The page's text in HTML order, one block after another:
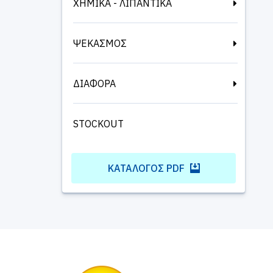
ΧΗΜΙΚΑ - ΛΙΠΑΝΤΙΚΑ
ΨΕΚΑΣΜΟΣ
ΔΙΑΦΟΡΑ
STOCKOUT
ΚΑΤΆΛΟΓΟΣ PDF